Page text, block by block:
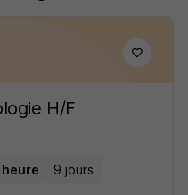
H/F
heure 9 jours